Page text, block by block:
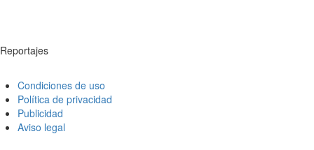
Reportajes
Condiciones de uso
Política de privacidad
Publicidad
Aviso legal